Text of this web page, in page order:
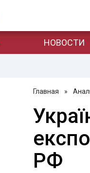
НОВОСТИ
Главная »
РФ